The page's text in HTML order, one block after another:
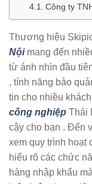
Công ty
Thương hiệu
Nộimang đến
từ ánh nhìn đầu
, tính năng bảo
tin cho nhiều
công nghiệp Thái
cậy cho bạn . Đến
xem quy trình hoạt
hiểu rõ các chức
hàng nhập khẩu